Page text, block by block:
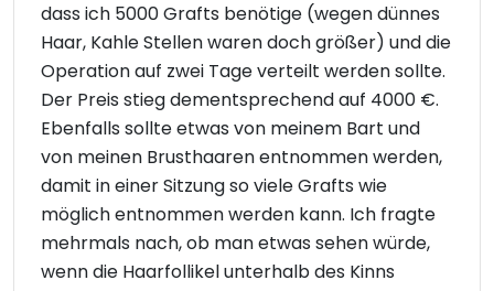
dass ich 5000 Grafts benötige (wegen dünnes
Haar, Kahle Stellen waren doch größer) und die
Operation auf zwei Tage verteilt werden sollte.
Der Preis stieg dementsprechend auf 4000 €.
Ebenfalls sollte etwas von meinem Bart und
von meinen Brusthaaren entnommen werden,
damit in einer Sitzung so viele Grafts wie
möglich entnommen werden kann. Ich fragte
mehrmals nach, ob man etwas sehen würde,
wenn die Haarfollikel unterhalb des Kinns